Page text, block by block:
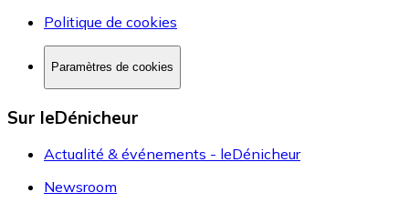
Politique de cookies
Paramètres de cookies
Sur leDénicheur
Actualité & événements - leDénicheur
Newsroom